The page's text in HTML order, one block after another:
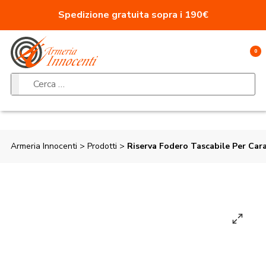
Spedizione gratuita sopra i 190€
0
Ricerca per:
Armeria Innocenti > Prodotti > Riserva Fodero Tascabile Per